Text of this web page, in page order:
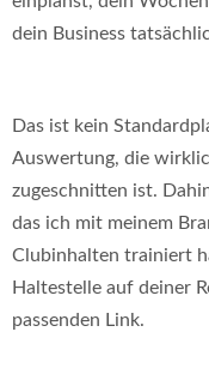
dein Business
Das ist kein
Auswertung, die
zugeschnitten ist.
das ich mit meinem
Clubinhalten trainiert
Haltestelle auf deiner
passenden Link.